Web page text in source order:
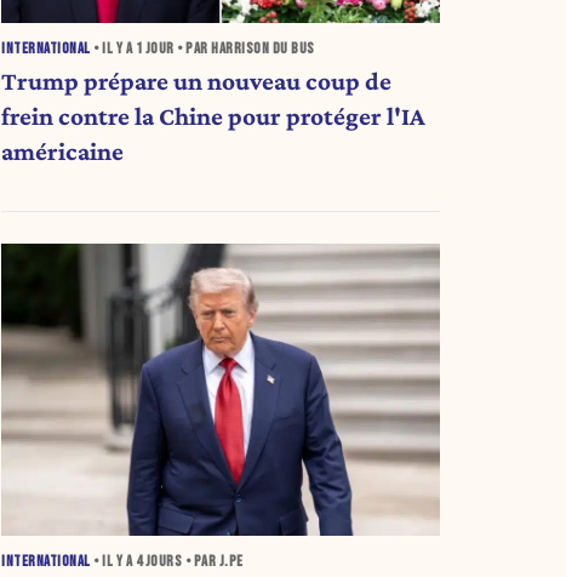
INTERNATIONAL • IL Y A 1 JOUR • PAR HARRISON DU BUS
Trump prépare un nouveau coup de
frein contre la Chine pour protéger l'IA
américaine
INTERNATIONAL • IL Y A 4 JOURS • PAR J.PE